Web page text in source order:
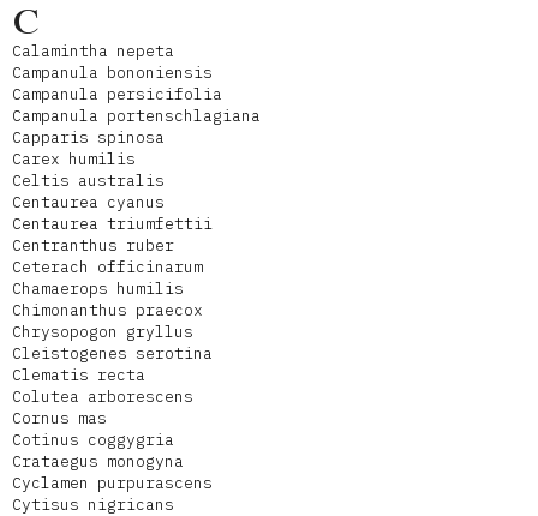
C
Calamintha nepeta
Campanula bononiensis
Campanula persicifolia
Campanula portenschlagiana
Capparis spinosa
Carex humilis
Celtis australis
Centaurea cyanus
Centaurea triumfettii
Centranthus ruber
Ceterach officinarum
Chamaerops humilis
Chimonanthus praecox
Chrysopogon gryllus
Cleistogenes serotina
Clematis recta
Colutea arborescens
Cornus mas
Cotinus coggygria
Crataegus monogyna
Cyclamen purpurascens
Cytisus nigricans